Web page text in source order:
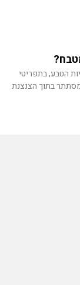
הטבע, בתפריטי
בתוך הצנצנת